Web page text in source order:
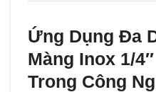
Ứng Dụng Đa
Màng Inox 1/
Trong Công